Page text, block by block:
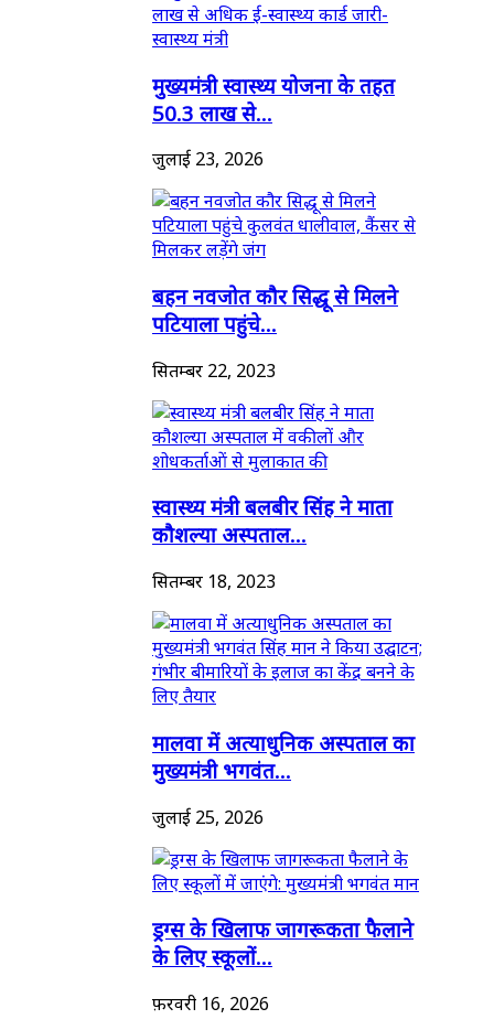
मुख्यमंत्री स्वास्थ्य योजना के तहत
50.3 लाख से...
जुलाई 23, 2026
बहन नवजोत कौर सिद्धू से मिलने
पटियाला पहुंचे...
सितम्बर 22, 2023
स्वास्थ्य मंत्री बलबीर सिंह ने माता
कौशल्या अस्पताल...
सितम्बर 18, 2023
मालवा में अत्याधुनिक अस्पताल का
मुख्यमंत्री भगवंत...
जुलाई 25, 2026
ड्रग्स के खिलाफ जागरूकता फैलाने
के लिए स्कूलों...
फ़रवरी 16, 2026